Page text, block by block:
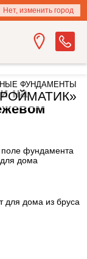
Нет, изменить город
ФУНДАМЕНТЫ
на
фундамента
для дома
для дома из бруса